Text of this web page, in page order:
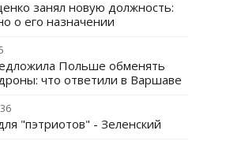
занял новую должность:
о его назначении
Польше обменять
что ответили в Варшаве
"пэтриотов" - Зеленский